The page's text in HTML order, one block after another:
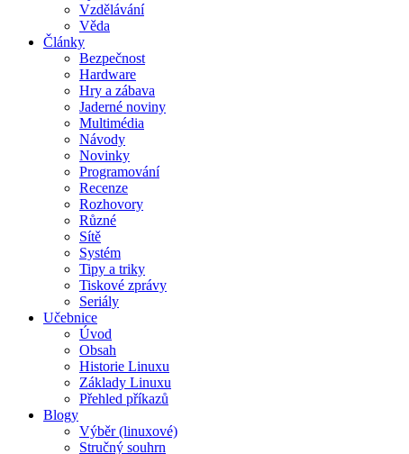
Vzdělávání
Věda
Články
Bezpečnost
Hardware
Hry a zábava
Jaderné noviny
Multimédia
Návody
Novinky
Programování
Recenze
Rozhovory
Různé
Sítě
Systém
Tipy a triky
Tiskové zprávy
Seriály
Učebnice
Úvod
Obsah
Historie Linuxu
Základy Linuxu
Přehled příkazů
Blogy
Výběr (linuxové)
Stručný souhrn